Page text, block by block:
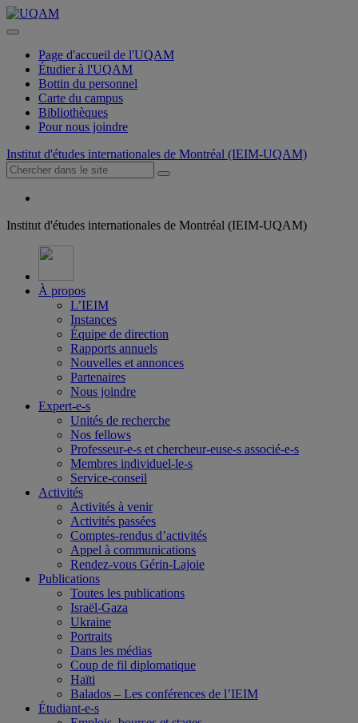
Page d'accueil de l'UQAM
Étudier à l'UQAM
Bottin du personnel
Carte du campus
Bibliothèques
Pour nous joindre
Institut d'études internationales de Montréal (IEIM-UQAM)
Institut d'études internationales de Montréal (IEIM-UQAM)
À propos
L’IEIM
Instances
Équipe de direction
Rapports annuels
Nouvelles et annonces
Partenaires
Nous joindre
Expert-e-s
Unités de recherche
Nos fellows
Professeur-e-s et chercheur-euse-s associé-e-s
Membres individuel-le-s
Service-conseil
Activités
Activités à venir
Activités passées
Comptes-rendus d’activités
Appel à communications
Rendez-vous Gérin-Lajoie
Publications
Toutes les publications
Israël-Gaza
Ukraine
Portraits
Dans les médias
Coup de fil diplomatique
Haïti
Balados – Les conférences de l’IEIM
Étudiant-e-s